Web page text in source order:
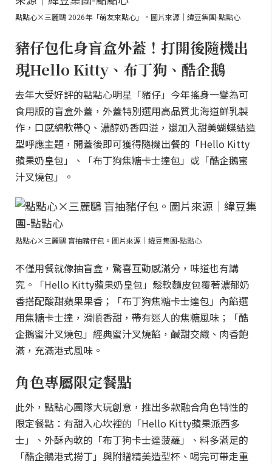
點點心×三麗鷗 2026年「萌友來點心」。圖片來源｜緯豆集團-點點心
豬仔包化身盲盒外蓋！打開後隨機出
現Hello Kitty、布丁狗、酷企鵝
去年大受好評的點點心明星「豬仔」今年搖身一變為可
食用版的盲盒外蓋，外蓋特別選用高品質北海道鮮乳製
作，口感綿軟帶Q、濃醇奶香四溢，還加入甜美蝴蝶結造
型呼應主題，開蓋後即可獲得隨機出餐的「Hello Kitty
蘋果奶皇包」、「布丁狗焦糖卡士達包」或「酷企鵝蜜
汁叉燒包」。
點點心×三麗鷗 盲抽豬仔包。圖片來源｜緯豆集團-點點心
不僅用餐就像抽盲盒，驚喜互動感滿分，味道也有講
究。「Hello Kitty蘋果奶皇包」鬆軟麵皮包覆著濃郁奶
香搭配酸甜蘋果果香；「布丁狗焦糖卡士達包」內餡選
用焦糖卡士達，滑順香甜，帶有迷人的焦糖風味；「酷
企鵝蜜汁叉燒包」經典蜜汁叉燒餡，鹹甜交織、肉香飽
滿，充滿港式風味。
角色專屬限定餐點
此外，點點心團隊大玩創意，推出多款融合角色特性的
限定餐點：有甜入心坎裡的「Hello Kitty蘋果派西多
士」、外酥內軟的「布丁狗卡士達菠蘿」、料多滿足的
「酷企鵝港式撈丁」與附贈精美造型杯、喝完可帶走重